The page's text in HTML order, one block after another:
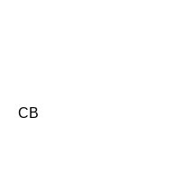
CB